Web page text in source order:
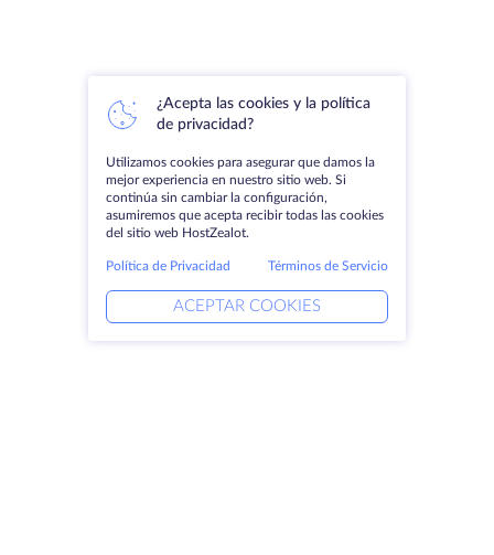
¿Acepta las cookies y la política
de privacidad?
Utilizamos cookies para asegurar que damos la
mejor experiencia en nuestro sitio web. Si
continúa sin cambiar la configuración,
asumiremos que acepta recibir todas las cookies
del sitio web HostZealot.
Política de Privacidad Términos de Servicio
ACEPTAR COOKIES